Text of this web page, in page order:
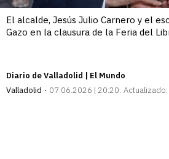
El alcalde, Jesús Julio Carnero y el
Gazo en la clausura de la Feria del
Diario de Valladolid | El Mundo
Valladolid
07.06.2026 | 20:20 Actualizado: